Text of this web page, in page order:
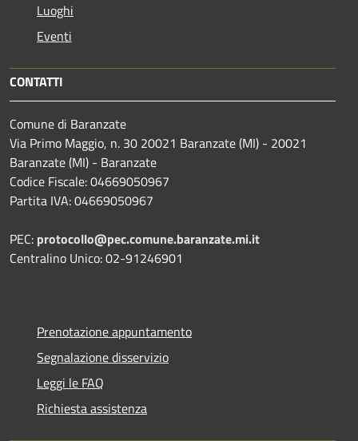
Luoghi
Eventi
CONTATTI
Comune di Baranzate
Via Primo Maggio, n. 30 20021 Baranzate (MI) - 20021
Baranzate (MI) - Baranzate
Codice Fiscale: 04669050967
Partita IVA: 04669050967
PEC: protocollo@pec.comune.baranzate.mi.it
Centralino Unico: 02-91246901
Prenotazione appuntamento
Segnalazione disservizio
Leggi le FAQ
Richiesta assistenza